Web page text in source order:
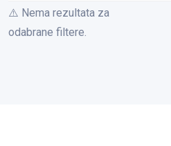
⚠️ Nema rezultata za
odabrane filtere.